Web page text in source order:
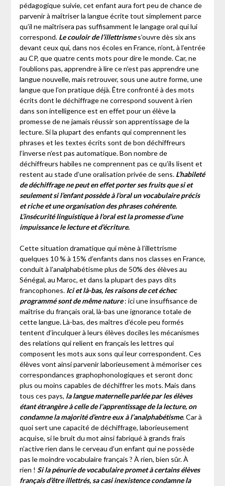
pédagogique suivie, cet enfant aura fort peu de chance de
parvenir à maîtriser la langue écrite tout simplement parce
qu’il ne maîtrisera pas suffisamment le langage oral qui lui
correspond. Le couloir de l’illettrismes’ouvre dès six ans
devant ceux qui, dans nos écoles en France, n’ont, à l’entrée
au CP, que quatre cents mots pour dire le monde. Car, ne
l’oublions pas, apprendre à lire ce n’est pas apprendre une
langue nouvelle, mais retrouver, sous une autre forme, une
langue que l’on pratique déjà. Être confronté à des mots
écrits dont le déchiffrage ne correspond souvent à rien
dans son intelligence est en effet pour un élève la
promesse de ne jamais réussir son apprentissage de la
lecture. Si la plupart des enfants qui comprennent les
phrases et les textes écrits sont de bon déchiffreurs
l’inverse n’est pas automatique. Bon nombre de
déchiffreurs habiles ne comprennent pas ce qu’ils lisent et
restent au stade d’une oralisation privée de sens. L’habileté
de déchiffrage ne peut en effet porter ses fruits que si et
seulement si l’enfant possède à l’oral un vocabulaire précis
et riche et une organisation des phrases cohérente.
L’insécurité linguistique à l’oral est la promesse d’une
impuissance le lecture et d’écriture.
Cette situation dramatique qui mène à l’illettrisme
quelques 10 % à 15% d’enfants dans nos classes en France,
conduit à l’analphabétisme plus de 50% des élèves au
Sénégal, au Maroc, et dans la plupart des pays dits
francophones. Ici et là-bas, les raisons de cet échec
programmé sont de même nature: ici une insuffisance de
maîtrise du français oral, là-bas une ignorance totale de
cette langue. Là-bas, des maîtres d’école peu formés
tentent d’inculquer à leurs élèves dociles les mécanismes
des relations qui relient en français les lettres qui
composent les mots aux sons qui leur correspondent. Ces
élèves vont ainsi parvenir laborieusement à mémoriser ces
correspondances graphophonologiques et seront donc
plus ou moins capables de déchiffrer les mots. Mais dans
tous ces pays, la langue maternelle parlée par les élèves
étant étrangère à celle de l’apprentissage de la lecture, on
condamne la majorité d’entre eux à l’analphabétisme. Car à
quoi sert une capacité de déchiffrage, laborieusement
acquise, si le bruit du mot ainsi fabriqué à grands frais
n’active rien dans le cerveau d’un enfant qui ne possède
pas le moindre vocabulaire français ? À rien, bien sûr. À
rien ! Si la pénurie de vocabulaire promet à certains élèves
français d’être illettrés, sa casi inexistence condamne la